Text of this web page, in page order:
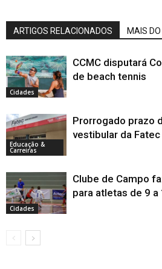
ARTIGOS RELACIONADOS MAIS
Cidades
CCMC disputará
de beach tennis
Educação &
Carreiras
Prorrogado prazo
vestibular da
Cidades
Clube de Campo
para atletas de 9 a